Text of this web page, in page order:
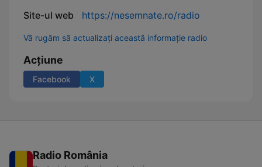
Site-ul web https://nesemnate.ro/radio
Vă rugăm să actualizați această informație radio
Acțiune
Facebook X
Radio România